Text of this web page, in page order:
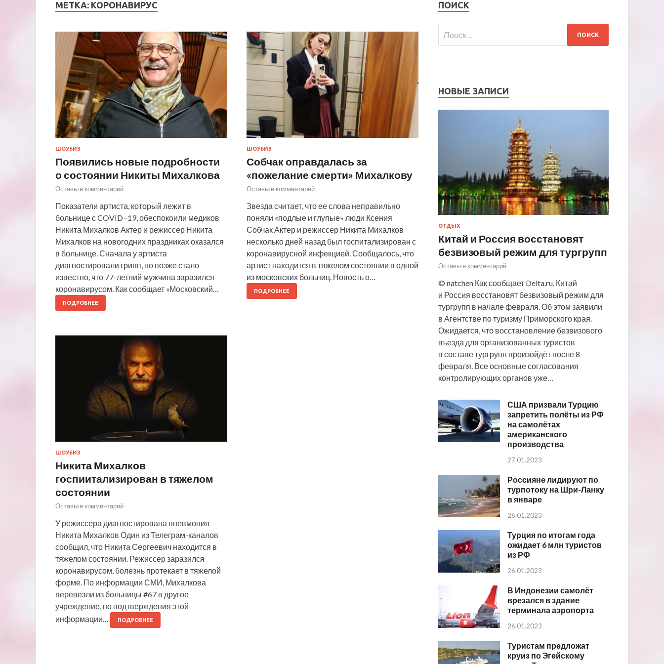
МЕТКА: КОРОНАВИРУС
ШОУБИЗ
Появились новые подробности
о состоянии Никиты Михалкова
Оставьте комментарий
Показатели артиста, который лежит в
больнице с COVID−19, обеспокоили медиков
Никита Михалков Актер и режиссер Никита
Михалков на новогодних праздниках оказался
в больнице. Сначала у артиста
диагностировали грипп, но позже стало
известно, что 77-летний мужчина заразился
коронавирусом. Как сообщает «Московский…
ПОДРОБНЕЕ
ШОУБИЗ
Собчак оправдалась за
«пожелание смерти» Михалкову
Оставьте комментарий
Звезда считает, что ее слова неправильно
поняли «подлые и глупые» люди Ксения
Собчак Актер и режиссер Никита Михалков
несколько дней назад был госпитализирован с
коронавирусной инфекцией. Сообщалось, что
артист находится в тяжелом состоянии в одной
из московских больниц. Новость о…
ПОДРОБНЕЕ
ШОУБИЗ
Никита Михалков
госпиитализирован в тяжелом
состоянии
Оставьте комментарий
У режиссера диагностирована пневмония
Никита Михалков Один из Телеграм-каналов
сообщил, что Никита Сергеевич находится в
тяжелом состоянии. Режиссер заразился
коронавирусом, болезнь протекает в тяжелой
форме. По информации СМИ, Михалкова
перевезли из больницы #67 в другое
учреждение, но подтверждения этой
информации…
ПОДРОБНЕЕ
ПОИСК
НОВЫЕ ЗАПИСИ
ОТДЫХ
Китай и Россия восстановят
безвизовый режим для тургрупп
Оставьте комментарий
© natchen Как сообщает Deita.ru, Китай
и Россия восстановят безвизовый режим для
тургрупп в начале февраля. Об этом заявили
в Агентстве по туризму Приморского края.
Ожидается, что восстановление безвизового
въезда для организованных туристов
в составе тургрупп произойдёт после 8
февраля. Все основные согласования
контролирующих органов уже…
США призвали Турцию
запретить полёты из РФ
на самолётах
американского
производства
27.01.2023
Россияне лидируют по
турпотоку на Шри-Ланку
в январе
26.01.2023
Турция по итогам года
ожидает 6 млн туристов
из РФ
26.01.2023
В Индонезии самолёт
врезался в здание
терминала аэропорта
26.01.2023
Туристам предложат
круиз по Эгейскому